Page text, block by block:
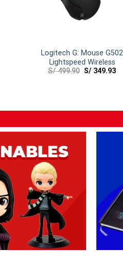
Logitech G: Mouse G502
Lightspeed Wireless
S/499.90 S/ 349.93